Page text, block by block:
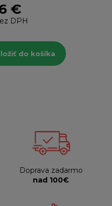
€
DPH
do košíka
Doprava zadarmo
nad 100€